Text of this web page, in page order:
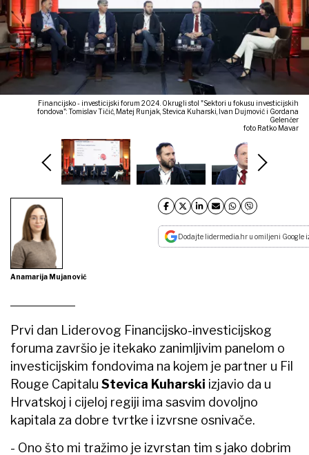
Financijsko - investicijski forum 2024. Okrugli stol "Sektori u fokusu investicijskih
fondova": Tomislav Tičić, Matej Runjak, Stevica Kuharski, Ivan Dujmović i Gordana
Gelenčer
foto Ratko Mavar
Anamarija Mujanović
Dodajte lidermedia.hr u omiljeni Google
Prvi dan Liderovog Financijsko-investicijskog
foruma završio je itekako zanimljivim panelom o
investicijskim fondovima na kojem je partner u Fil
Rouge Capitalu Stevica Kuharski izjavio da u
Hrvatskoj i cijeloj regiji ima sasvim dovoljno
kapitala za dobre tvrtke i izvrsne osnivače.
- Ono što mi tražimo je izvrstan tim s jako dobrim